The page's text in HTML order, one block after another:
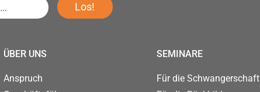
Los!
ÜBER UNS
Anspruch
SEMINARE
Für die Schwangerschaft